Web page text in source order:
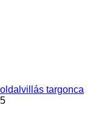
oldalvillás targonca
5